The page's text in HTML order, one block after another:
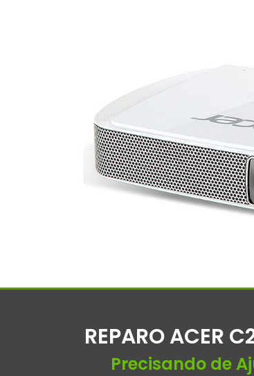
REPARO ACER
Precisando de